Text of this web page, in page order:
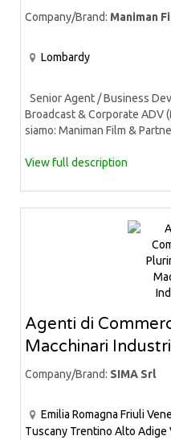
Company/Brand: Maniman
Lombardy
Senior Agent / Business
Broadcast & Corporate ADV
siamo: Maniman Film &
View full description
Agenti di
Macchinari
Company/Brand: SIMA Srl
Emilia Romagna Friuli
Tuscany Trentino Alto Adige